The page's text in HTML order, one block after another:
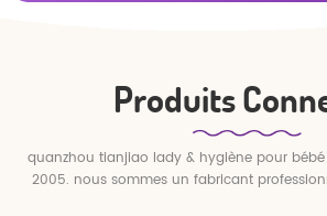
Produits
quanzhou tianjiao lady & hygiène pour bébé
2005. nous sommes un fabricant